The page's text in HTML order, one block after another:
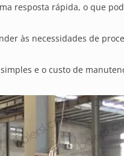
resposta rápida, o que
às necessidades de
e o custo de